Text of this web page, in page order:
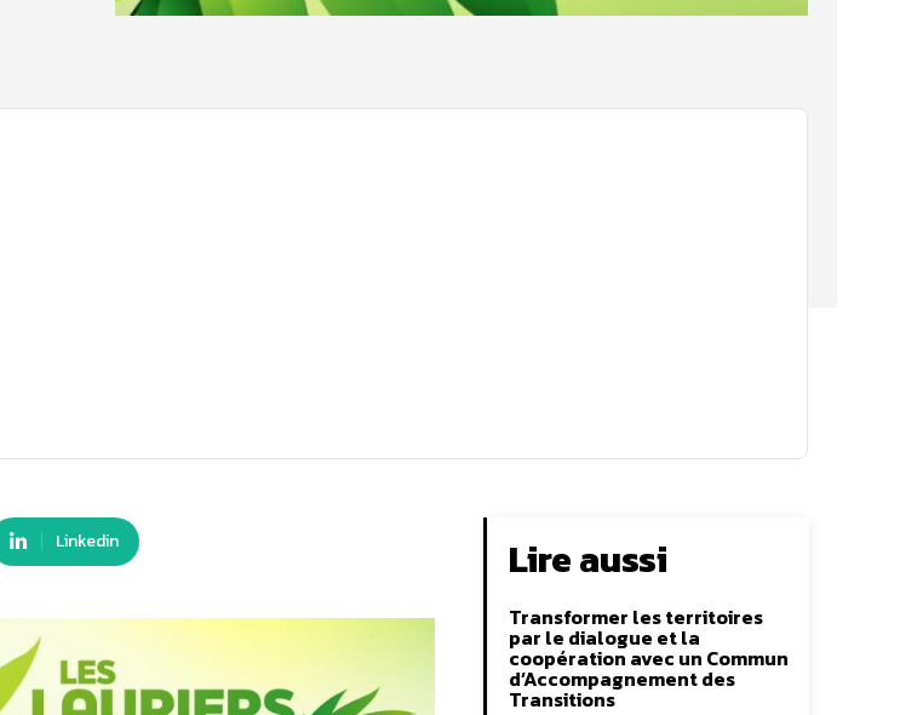
Linkedin Lire aussi
Transformer les territoires
par le dialogue et la
coopération avec un Commun
d’Accompagnement des
Transitions